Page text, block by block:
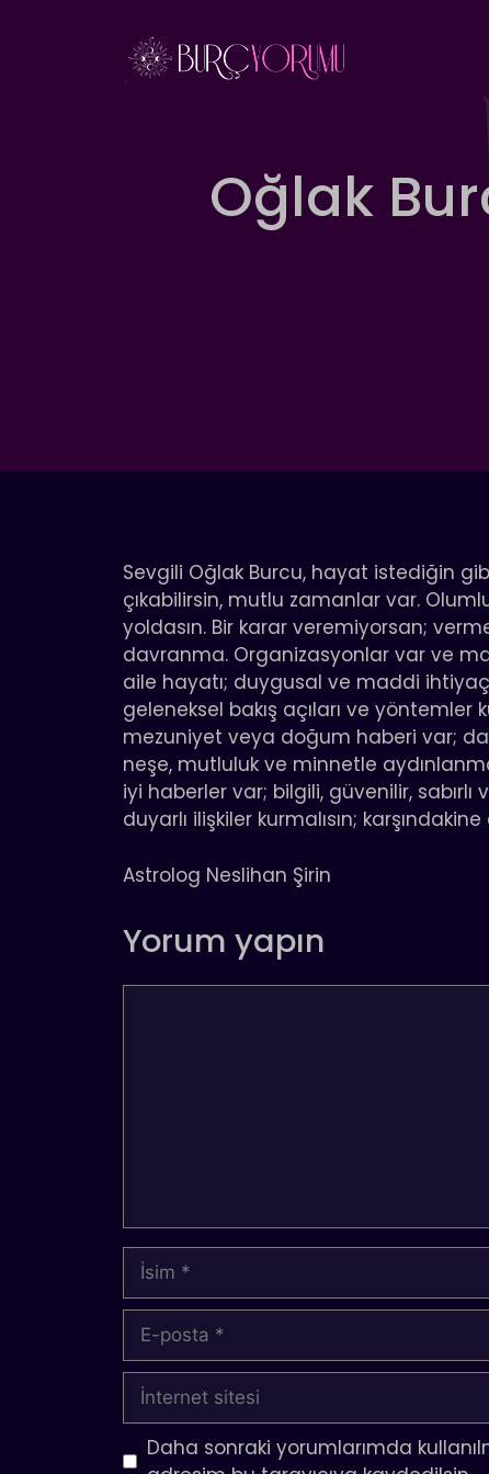
Oğlak
Sevgili Oğlak Burcu, hayat istediğin
çıkabilirsin, mutlu zamanlar var.
yoldasın. Bir karar veremiyorsan;
davranma. Organizasyonlar var ve
aile hayatı; duygusal ve maddi
geleneksel bakış açıları ve
mezuniyet veya doğum haberi var;
neşe, mutluluk ve minnetle
iyi haberler var; bilgili, güvenilir, sabırlı
duyarlı ilişkiler kurmalısın;
Astrolog Neslihan Şirin
Yorum yapın
İsim
posta
İnternet
sitesi
Daha sonraki yorumlarımda